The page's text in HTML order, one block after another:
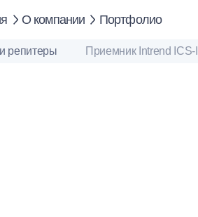
О компании Портфолио
репитеры Приемник Intrend